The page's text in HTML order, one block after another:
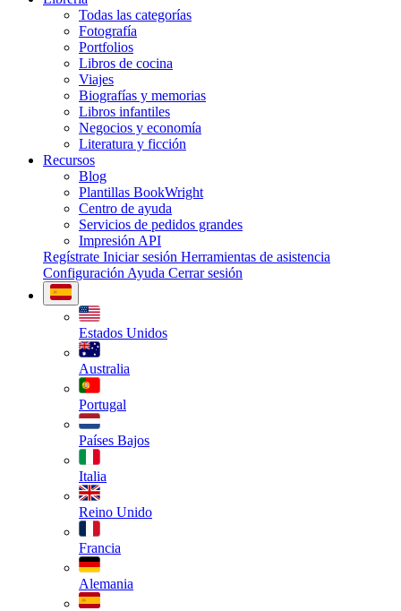
Todas las categorías
Fotografía
Portfolios
Libros de cocina
Viajes
Biografías y memorias
Libros infantiles
Negocios y economía
Literatura y ficción
Recursos
Blog
Plantillas BookWright
Centro de ayuda
Servicios de pedidos grandes
Impresión API
Regístrate Iniciar sesión Herramientas de asistencia
Configuración Ayuda Cerrar sesión
Estados Unidos
Australia
Portugal
Países Bajos
Italia
Reino Unido
Francia
Alemania